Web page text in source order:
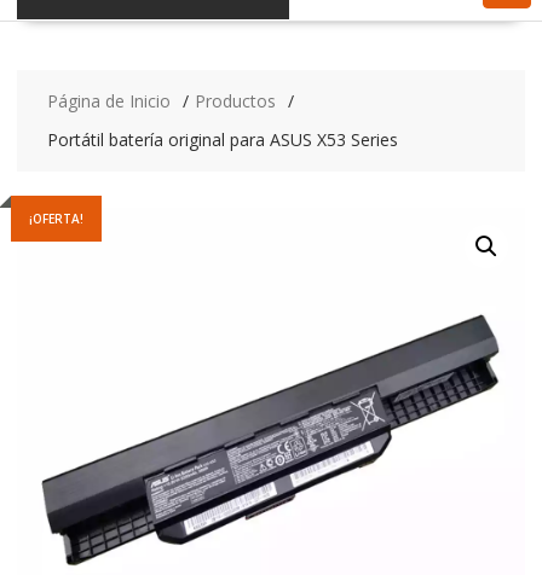
Página de Inicio
Productos
Portátil batería original para ASUS X53 Series
¡OFERTA!